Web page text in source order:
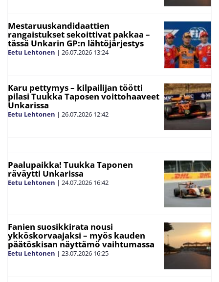
Mestaruuskandidaattien
rangaistukset sekoittivat pakkaa –
tässä Unkarin GP:n lähtöjärjestys
Eetu Lehtonen | 26.07.2026 13:24
Karu pettymys – kilpailijan töötti
pilasi Tuukka Taposen voittohaaveet
Unkarissa
Eetu Lehtonen | 26.07.2026 12:42
Paalupaikka! Tuukka Taponen
räväytti Unkarissa
Eetu Lehtonen | 24.07.2026 16:42
Fanien suosikkirata nousi
ykköskorvaajaksi – myös kauden
päätöskisan näyttämö vaihtumassa
Eetu Lehtonen | 23.07.2026 16:25